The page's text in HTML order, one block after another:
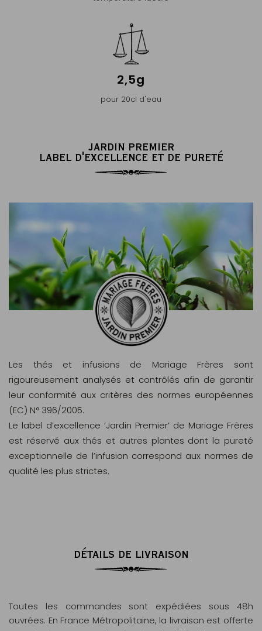
2,5g
pour 20cl d'eau
JARDIN PREMIER
LABEL D'EXCELLENCE ET DE PURETÉ
Les thés et infusions de Mariage Frères sont
rigoureusement analysés et contrôlés afin de garantir
leur conformité aux critères des normes européennes
(EC) N° 396/2005.
Le label d’excellence ‘Jardin Premier’ de Mariage Frères
est réservé aux thés et autres plantes dont la pureté
exceptionnelle de l’infusion correspond aux normes de
qualité les plus strictes.
DÉTAILS DE LIVRAISON
Toutes les commandes sont expédiées sous 48h
ouvrées. En France Métropolitaine, la livraison est offerte